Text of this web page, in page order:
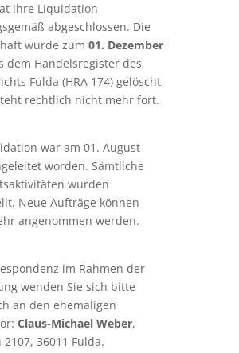
ihre Liquidation
abgeschlossen. Die
wurde zum01. Dezember
dem Handelsregister des
Fulda (HRA 174) gelöscht
rechtlich nicht mehr fort.
war am 01. August
worden. Sämtliche
wurden
Neue Aufträge können
angenommen werden.
im Rahmen der
wenden Sie sich bitte
an den ehemaligen
Claus-Michael Weber,
2107, 36011 Fulda.